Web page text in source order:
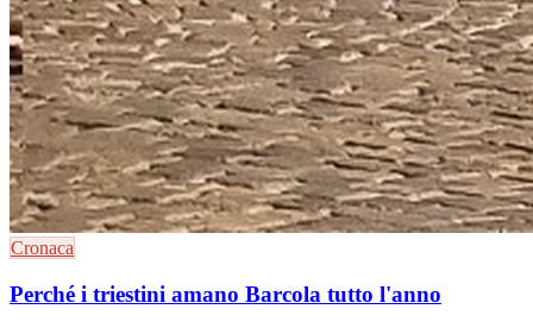
Cronaca
Perché i triestini amano Barcola tutto l'anno